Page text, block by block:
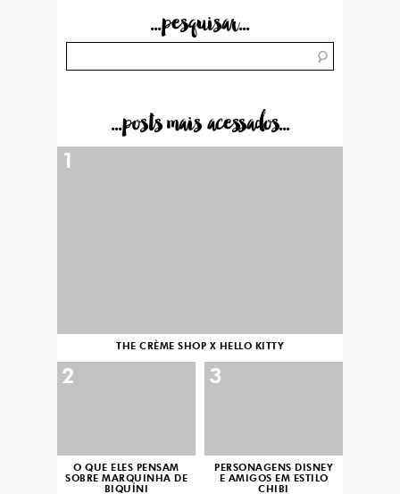
...pesquisar...
...posts mais acessados...
THE CRÈME SHOP X HELLO KITTY
1
O QUE ELES PENSAM
SOBRE MARQUINHA DE
BIQUÍNI
2
PERSONAGENS DISNEY
E AMIGOS EM ESTILO
CHIBI
3